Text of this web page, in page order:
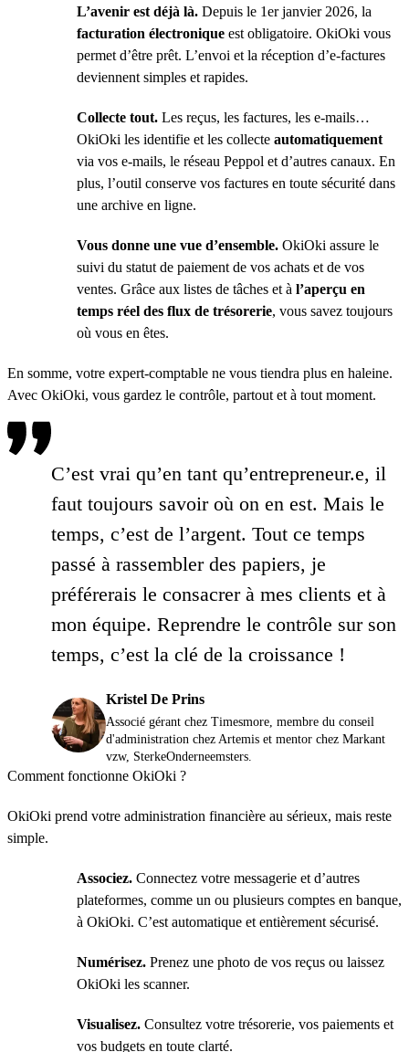
L’avenir est déjà là. Depuis le 1er janvier 2026, la
facturation électronique est obligatoire. OkiOki vous
permet d’être prêt. L’envoi et la réception d’e-factures
deviennent simples et rapides.
Collecte tout. Les reçus, les factures, les e-mails…
OkiOki les identifie et les collecte automatiquement
via vos e-mails, le réseau Peppol et d’autres canaux. En
plus, l’outil conserve vos factures en toute sécurité dans
une archive en ligne.
Vous donne une vue d’ensemble. OkiOki assure le
suivi du statut de paiement de vos achats et de vos
ventes. Grâce aux listes de tâches et à l’aperçu en
temps réel des flux de trésorerie, vous savez toujours
où vous en êtes.
En somme, votre expert-comptable ne vous tiendra plus en haleine.
Avec OkiOki, vous gardez le contrôle, partout et à tout moment.
C’est vrai qu’en tant qu’entrepreneur.e, il
faut toujours savoir où on en est. Mais le
temps, c’est de l’argent. Tout ce temps
passé à rassembler des papiers, je
préférerais le consacrer à mes clients et à
mon équipe. Reprendre le contrôle sur son
temps, c’est la clé de la croissance !
Kristel De Prins
Associé gérant chez Timesmore, membre du conseil
d'administration chez Artemis et mentor chez Markant
vzw, SterkeOnderneemsters.
Comment fonctionne OkiOki ?
OkiOki prend votre administration financière au sérieux, mais reste
simple.
Associez. Connectez votre messagerie et d’autres
plateformes, comme un ou plusieurs comptes en banque,
à OkiOki. C’est automatique et entièrement sécurisé.
Numérisez. Prenez une photo de vos reçus ou laissez
OkiOki les scanner.
Visualisez. Consultez votre trésorerie, vos paiements et
vos budgets en toute clarté.